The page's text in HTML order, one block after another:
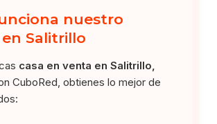
nuestro
Salitrillo
casa en venta en Salitrillo,
CuboRed, obtienes lo mejor de